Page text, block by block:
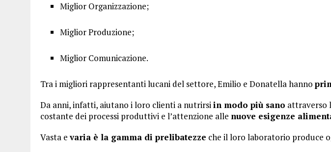
Miglior Organizzazione;
Miglior Produzione;
Miglior Comunicazione.
Tra i migliori rappresentanti lucani del settore, Emilio e Donatella hanno
Da anni, infatti, aiutano i loro clienti a nutrirsiin modo più sano attraverso
costante dei processi produttivi e l’attenzione alle nuove esigenze
Vasta evaria è la gamma di prelibatezze che il loro laboratorio produce